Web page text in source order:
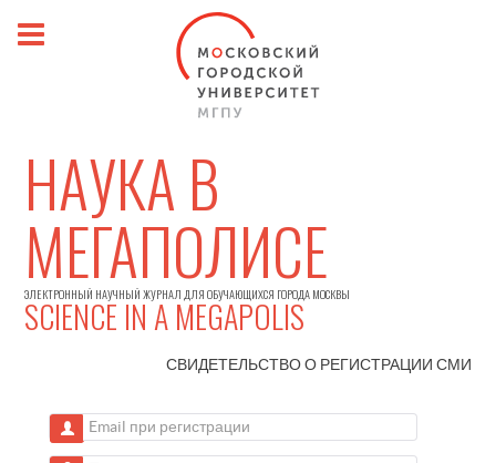
НАУКА В
МЕГАПОЛИСЕ
ЭЛЕКТРОННЫЙ НАУЧНЫЙ ЖУРНАЛ ДЛЯ ОБУЧАЮЩИХСЯ ГОРОДА МОСКВЫ
SCIENCE IN A MEGAPOLIS
СВИДЕТЕЛЬСТВО О РЕГИСТРАЦИИСМИ
Email при регистрации